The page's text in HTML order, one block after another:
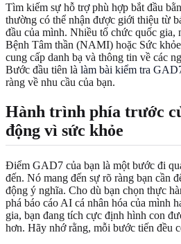
Tìm kiếm sự hỗ trợ phù hợp bắt đầu
thường có thể nhận được giới thiệu từ
đầu của mình. Nhiều tổ chức quốc
Bệnh Tâm thần (NAMI) hoặc Sức
cung cấp danh bạ và thông tin về các
Bước đầu tiên là làm bài kiểm tra
ràng về nhu cầu của bạn.
Hành trình phía trước
động vì sức khỏe
Điểm GAD7 của bạn là một bước đi
đến. Nó mang đến sự rõ ràng bạn cần
động ý nghĩa. Cho dù bạn chọn thực
phá báo cáo AI cá nhân hóa của mình
gia, bạn đang tích cực định hình con
hơn. Hãy nhớ rằng, mỗi bước tiến đều